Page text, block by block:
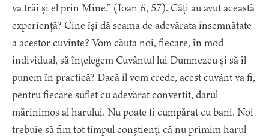
va trăi și el prin Mine.” (Ioan 6, 57). Câți au avut această
experiență? Cine își dă seama de adevărata însemnătate
a acestor cuvinte? Vom căuta noi, fiecare, în mod
individual, să înțelegem Cuvântul lui Dumnezeu și să îl
punem în practică? Dacă îl vom crede, acest cuvânt va fi,
pentru fiecare suflet cu adevărat convertit, darul
mărinimos al harului. Nu poate fi cumpărat cu bani. Noi
trebuie să fim tot timpul conștienți că nu primim harul